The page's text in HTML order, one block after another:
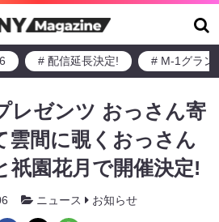
# 配信延長決定! # M-1グラン
レゼンツ おっさん寄
雲間に覗くおっさん
祇園花月で開催決定!
ニュース お知らせ